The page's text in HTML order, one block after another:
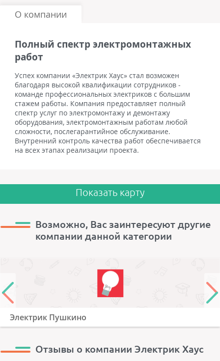
О компании
Полный спектр электромонтажных
работ
Успех компании «Электрик Хаус» стал возможен
благодаря высокой квалификации сотрудников -
команде профессиональных электриков с большим
стажем работы. Компания предоставляет полный
спектр услуг по электромонтажу и демонтажу
оборудования, электромонтажным работам любой
сложности, послегарантийное обслуживание.
Внутренний контроль качества работ обеспечивается
на всех этапах реализации проекта.
Показать карту
Возможно, Вас заинтересуют другие
компании данной категории
Электрик Пушкино
Отзывы о компании Электрик Хаус